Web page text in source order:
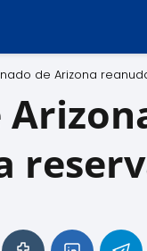
de Arizona